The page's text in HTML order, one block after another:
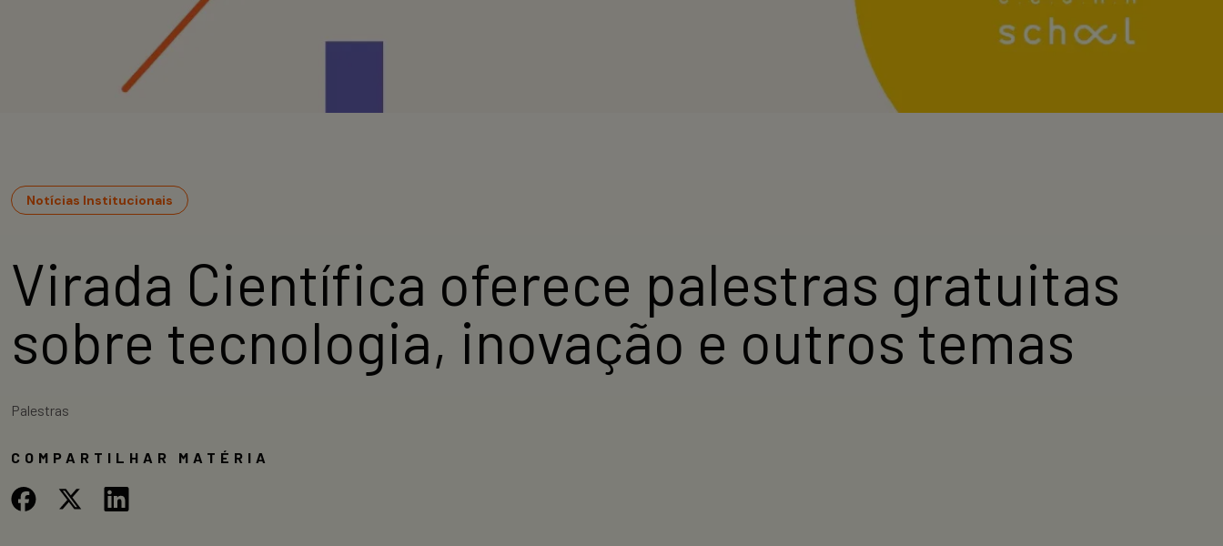
Notícias Institucionais
Virada Científica oferece palestras gratuitas
sobre tecnologia, inovação e outros temas
Palestras
COMPARTILHAR MATÉRIA